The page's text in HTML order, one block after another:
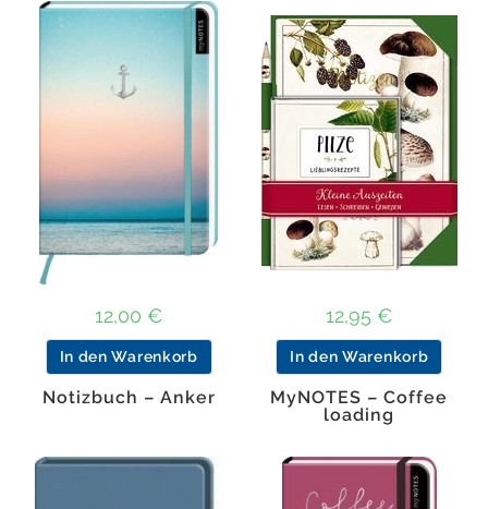
12,00 €
In den Warenkorb
12,95 €
In den Warenkorb
Notizbuch – Anker
MyNOTES – Coffee
loading